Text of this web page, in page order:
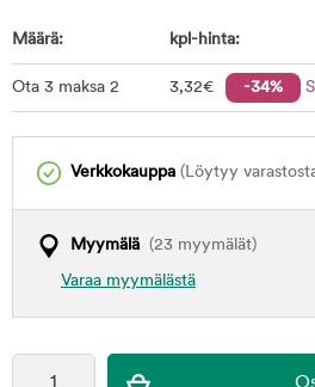
Määrä: kpl-hinta:
Ota 3 maksa 2 3,32€ -34%
Verkkokauppa (Löytyy
Myymälä (23 myymälät)
Varaa myymälästä